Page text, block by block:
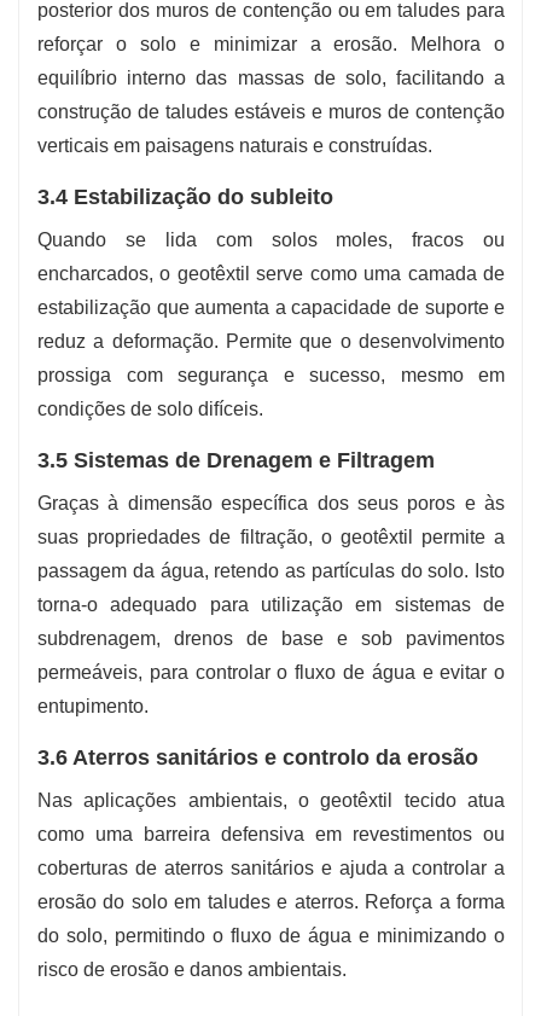
posterior dos muros de contenção ou em taludes para
reforçar o solo e minimizar a erosão. Melhora o
equilíbrio interno das massas de solo, facilitando a
construção de taludes estáveis ​​e muros de contenção
verticais em paisagens naturais e construídas.
3.4 Estabilização do subleito
Quando se lida com solos moles, fracos ou
encharcados, o geotêxtil serve como uma camada de
estabilização que aumenta a capacidade de suporte e
reduz a deformação. Permite que o desenvolvimento
prossiga com segurança e sucesso, mesmo em
condições de solo difíceis.
3.5 Sistemas de Drenagem e Filtragem
Graças à dimensão específica dos seus poros e às
suas propriedades de filtração, o geotêxtil permite a
passagem da água, retendo as partículas do solo. Isto
torna-o adequado para utilização em sistemas de
subdrenagem, drenos de base e sob pavimentos
permeáveis, para controlar o fluxo de água e evitar o
entupimento.
3.6 Aterros sanitários e controlo da erosão
Nas aplicações ambientais, o geotêxtil tecido atua
como uma barreira defensiva em revestimentos ou
coberturas de aterros sanitários e ajuda a controlar a
erosão do solo em taludes e aterros. Reforça a forma
do solo, permitindo o fluxo de água e minimizando o
risco de erosão e danos ambientais.